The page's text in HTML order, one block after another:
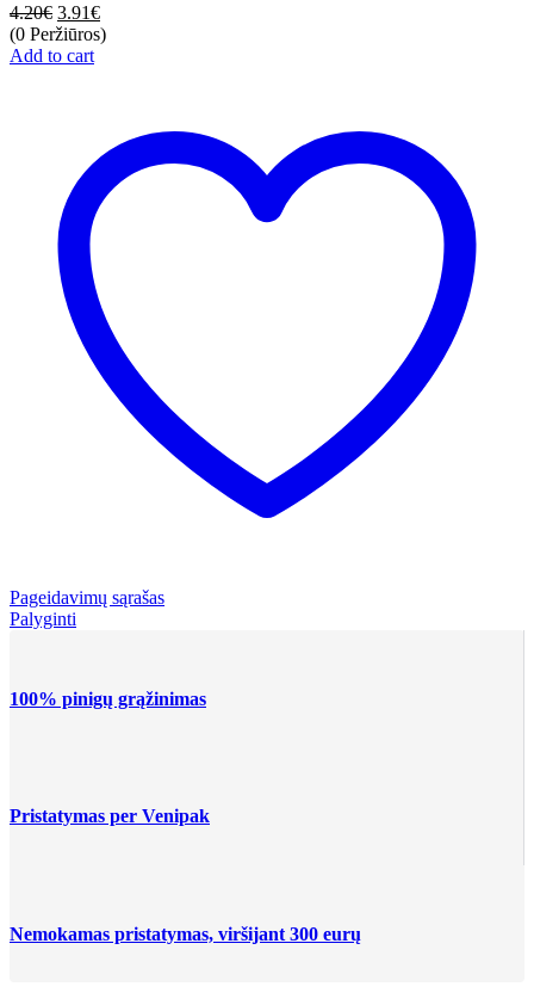
4.20€ 3.91€
(0 Peržiūros)
Add to cart
Pageidavimų sąrašas
Palyginti
100% pinigų grąžinimas
Pristatymas per Venipak
Nemokamas pristatymas, viršijant 300 eurų